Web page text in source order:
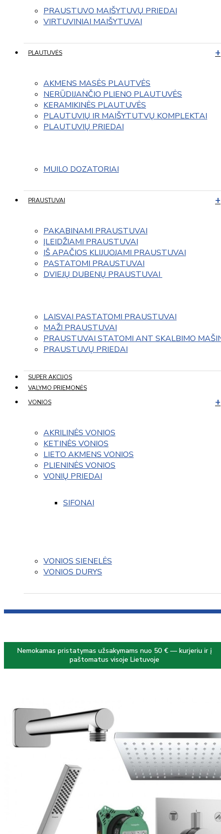
PRAUSTUVO MAIŠYTUVŲ PRIEDAI
VIRTUVINIAI MAIŠYTUVAI
PLAUTUVĖS
AKMENS MASĖS PLAUTVĖS
NERŪDIJANČIO PLIENO PLAUTUVĖS
KERAMIKINĖS PLAUTUVĖS
PLAUTUVIŲ IR MAIŠYTUTVŲ KOMPLEKTAI
PLAUTUVIŲ PRIEDAI
MUILO DOZATORIAI
PRAUSTUVAI
PAKABINAMI PRAUSTUVAI
ĮLEIDŽIAMI PRAUSTUVAI
IŠ APAČIOS KLIJUOJAMI PRAUSTUVAI
PASTATOMI PRAUSTUVAI
DVIEJŲ DUBENŲ PRAUSTUVAI
LAISVAI PASTATOMI PRAUSTUVAI
MAŽI PRAUSTUVAI
PRAUSTUVAI STATOMI ANT SKALBIMO
PRAUSTUVŲ PRIEDAI
SUPER AKCIJOS
VALYMO PRIEMONĖS
VONIOS
AKRILINĖS VONIOS
KETINĖS VONIOS
LIETO AKMENS VONIOS
PLIENINĖS VONIOS
VONIŲ PRIEDAI
SIFONAI
VONIOS SIENELĖS
VONIOS DURYS
Nemokamas pristatymas užsakymams nuo 50 € — kurjeriu ir į
paštomatus visoje Lietuvoje